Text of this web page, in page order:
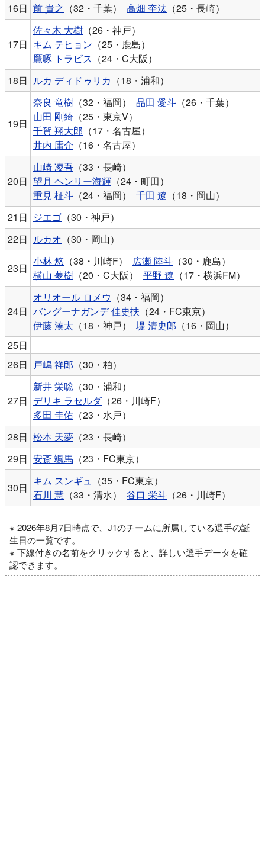
16日 前 貴之 （32・千葉） 高畑 奎汰 （25・長崎）
17日
佐々木 大樹 （26・神戸）
キム テヒョン （25・鹿島）
鷹啄 トラビス （24・C大阪）
18日 ルカ ディドゥリカ （18・浦和）
19日
奈良 竜樹 （32・福岡） 品田 愛斗 （26・千葉）
山田 剛綺 （25・東京V）
千賀 翔大郎 （17・名古屋）
井内 庸介 （16・名古屋）
20日
山崎 凌吾 （33・長崎）
望月 ヘンリー海輝 （24・町田）
重見 柾斗 （24・福岡） 千田 遼 （18・岡山）
21日 ジエゴ （30・神戸）
22日 ルカオ （30・岡山）
23日
小林 悠 （38・川崎F） 広瀬 陸斗 （30・鹿島）
横山 夢樹 （20・C大阪） 平野 遼 （17・横浜FM）
24日
オリオール ロメウ （34・福岡）
バングーナガンデ 佳史扶 （24・FC東京）
伊藤 湊太 （18・神戸） 堤 清史郎 （16・岡山）
25日
26日
戸嶋 祥郎 （30・柏）
27日
新井 栄聡 （30・浦和）
デリキ ラセルダ（26・川崎F）
多田 圭佑 （23・水戸）
28日 松本 天夢 （23・長崎）
29日 安斎 颯馬 （23・FC東京）
30日
キム スンギュ （35・FC東京）
石川 慧 （33・清水） 谷口 栄斗 （26・川崎F）
※ 2026年8月7日時点で、J1のチームに所属している選手の誕
生日の一覧です。
※ 下線付きの名前をクリックすると、詳しい選手データを確
認できます。